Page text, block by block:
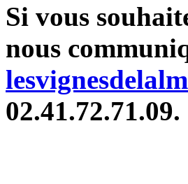
Si vous
nous
02.41.72.71.09.